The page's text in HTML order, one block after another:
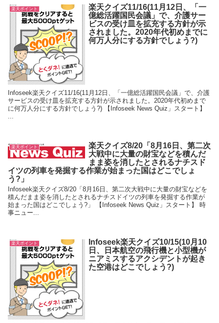
楽天ポイント
楽天クイズ11/16(11月12日、「一
億総活躍国民会議」で、介護サー
ビスの受け皿を拡充する方針が示
されました。2020年代初めまでに
何万人分にする方針でしょう?)
Infoseek楽天クイズ11/16(11月12日、「一億総活躍国民会議」で、介護
サービスの受け皿を拡充する方針が示されました。2020年代初めまで
に何万人分にする方針でしょう?) 【Infoseek News Quiz」スタート】
楽天ポイント
楽天クイズ8/20「8月16日、第二次
大戦中に大量の財宝などを積んだ
まま姿を消したとされるナチスド
イツの列車を発掘する作業が始まった国はどこでしょ
う?」
Infoseek楽天クイズ8/20「8月16日、第二次大戦中に大量の財宝などを
積んだまま姿を消したとされるナチスドイツの列車を発掘する作業が
始まった国はどこでしょう?」 【Infoseek News Quiz」スタート】 時
事ニュー...
楽天ポイント
Infoseek楽天クイズ10/15(10月10
日、日本航空の飛行機と小型機が
ニアミスするアクシデントが起き
た空港はどこでしょう?)